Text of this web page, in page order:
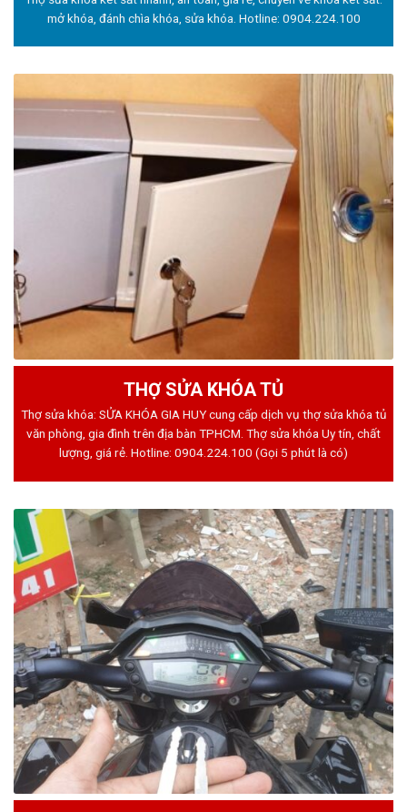
mở khóa, đánh chìa khóa, sửa khóa. Hotline: 0904.224.100
THỢ SỬA KHÓA TỦ
Thợ sửa khóa: SỬA KHÓA GIA HUY cung cấp dịch vụ thợ sửa khóa tủ
văn phòng, gia đình trên địa bàn TPHCM. Thợ sửa khóa Uy tín, chất
lượng, giá rẻ. Hotline: 0904.224.100 (Gọi 5 phút là có)